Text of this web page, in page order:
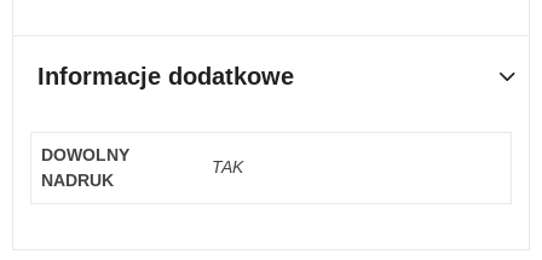
Informacje dodatkowe
DOWOLNY
NADRUK
TAK